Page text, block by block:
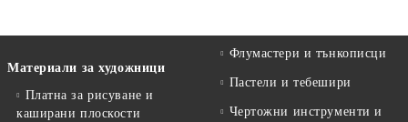
Материали за художници
Платна за рисуване и
каширани плоскости
Флумастери и тънкописци
Пастели и тебешири
Чертожни инструменти и